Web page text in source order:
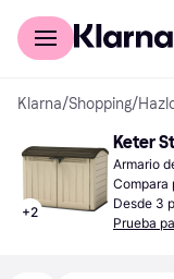
Comprar con Klarna
Klarna/Shopping/
+2
Keter
Armario
Compara
Desde 3
Prueba